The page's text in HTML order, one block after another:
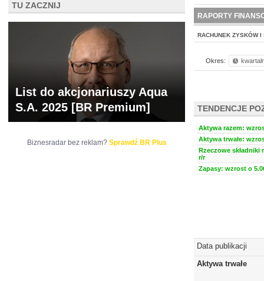
BR LAB
RAPORTY
RACHUNEK ZYSKÓW I
Okres:
TENDENCJE
Aktywa razem:
Aktywa trwałe:
Rzeczowe składniki
r/r
Zapasy: wzrost o
Data publikacji
Aktywa trwałe
TU ZACZNIJ
List do akcjonariuszy Aqua
S.A. 2025 [BR Premium]
Biznesradar bez reklam? Sprawdź BR Plus